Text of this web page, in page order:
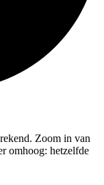
Zoom in van
omhoog: hetzelfde